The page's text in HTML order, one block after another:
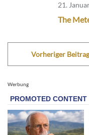
21.
The
Vorheriger Beitrag
Werbung